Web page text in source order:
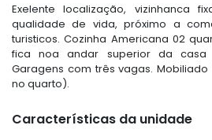
Exelente localização, vizinhanca
qualidade de vida, próximo a
turisticos. Cozinha Americana 02
fica noa andar superior da
Garagens com três vagas.
no quarto).
Características da unidade